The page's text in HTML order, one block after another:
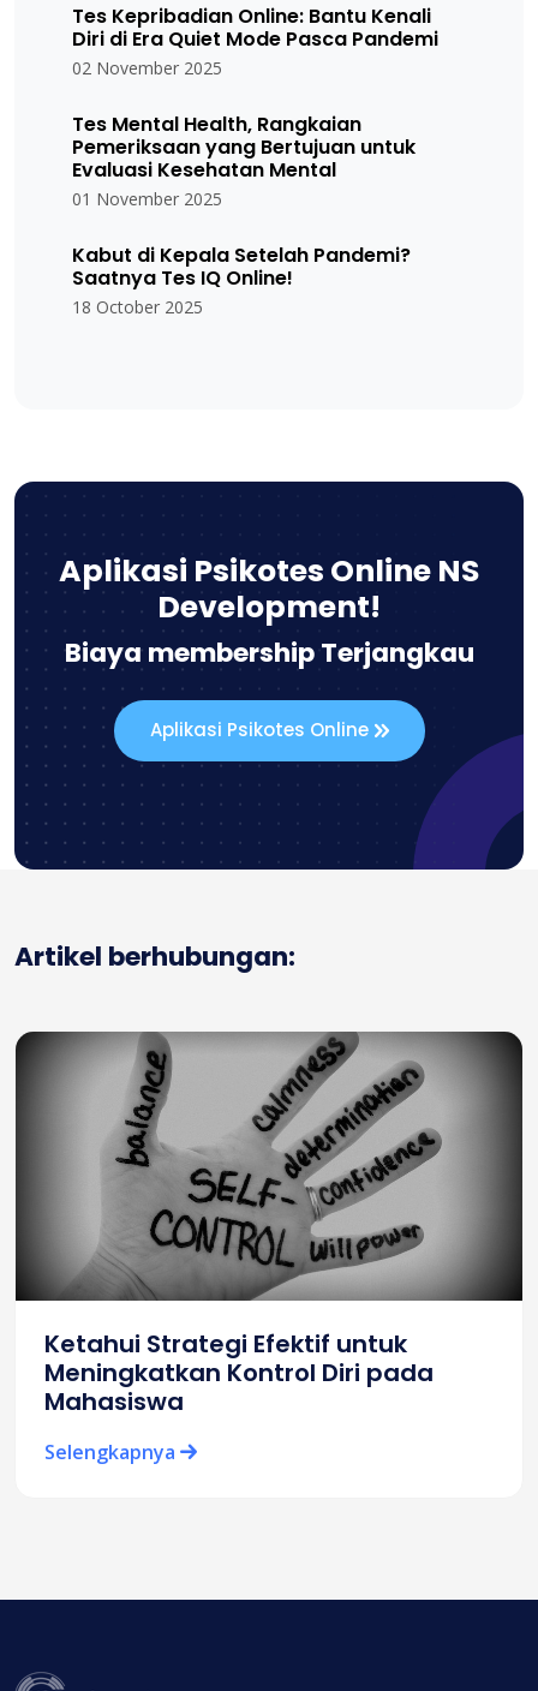
Tes Kepribadian Online: Bantu Kenali
Diri di Era Quiet Mode Pasca Pandemi
02 November 2025
Tes Mental Health, Rangkaian
Pemeriksaan yang Bertujuan untuk
Evaluasi Kesehatan Mental
01 November 2025
Kabut di Kepala Setelah Pandemi?
Saatnya Tes IQ Online!
18 October 2025
Aplikasi Psikotes Online NS
Development!
Biaya membership Terjangkau
Aplikasi Psikotes Online
Artikel berhubungan:
Ketahui Strategi Efektif untuk
Meningkatkan Kontrol Diri pada
Mahasiswa
Selengkapnya